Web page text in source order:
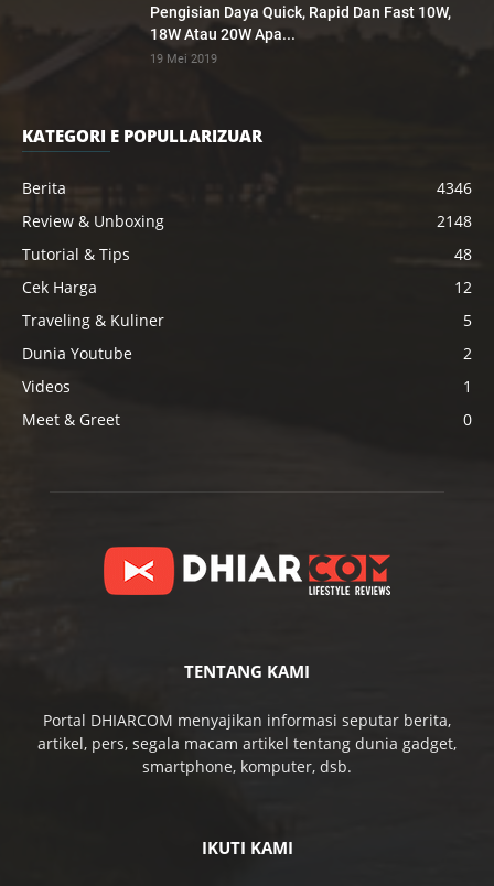
Pengisian Daya Quick, Rapid Dan Fast 10W,
18W Atau 20W Apa...
19 Mei 2019
KATEGORI E POPULLARIZUAR
Berita
4346
Review & Unboxing
2148
Tutorial & Tips
48
Cek Harga
12
Traveling & Kuliner
5
Dunia Youtube
2
Videos
1
Meet & Greet
0
TENTANG KAMI
Portal DHIARCOM menyajikan informasi seputar berita,
artikel, pers, segala macam artikel tentang dunia gadget,
smartphone, komputer, dsb.
IKUTI KAMI